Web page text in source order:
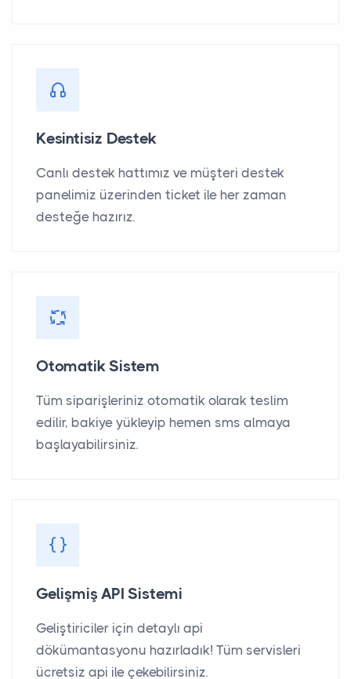
Kesintisiz Destek
Canlı destek hattımız ve müşteri destek
panelimiz üzerinden ticket ile her zaman
desteğe hazırız.
Otomatik Sistem
Tüm siparişleriniz otomatik olarak teslim
edilir, bakiye yükleyip hemen sms almaya
başlayabilirsiniz.
Gelişmiş API Sistemi
Geliştiriciler için detaylı api
dökümantasyonu hazırladık! Tüm servisleri
ücretsiz api ile çekebilirsiniz.